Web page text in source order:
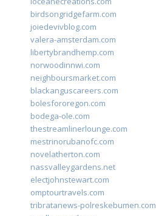
birdsongridgefarm.com
joiedevivblog.com
valera-amsterdam.com
libertybrandhemp.com
norwoodinnwi.com
neighboursmarket.com
blackanguscareers.com
bolesfororegon.com
bodega-ole.com
thestreamlinerlounge.com
mestrinorubanofc.com
novelatherton.com
nassvalleygardens.net
electjohnstewart.com
omptourtravels.com
tribratanews-polreskebumen.com